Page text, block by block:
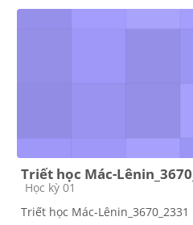
Triết học Mác-
Course category
Học kỳ 01
Triết học Mác-Lênin_3670_2331